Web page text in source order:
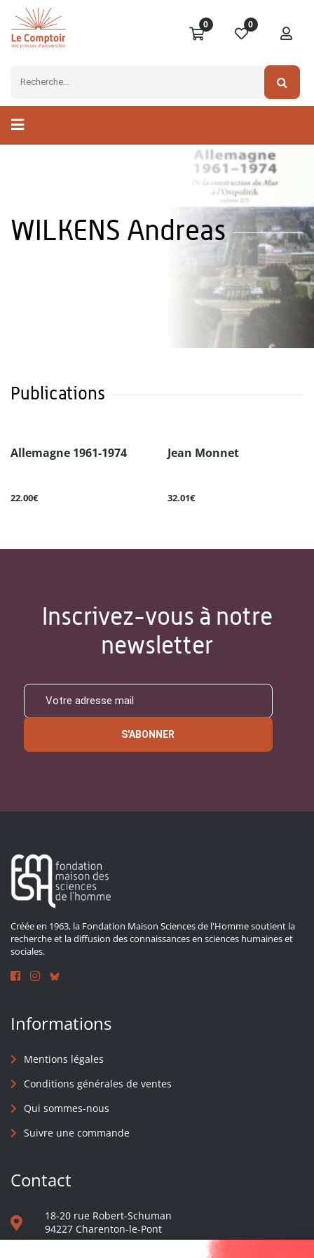
0 0
WILKENS Andreas
Publications
Allemagne 1961-1974
22.00€
Jean Monnet
32.01€
Inscrivez-vous à notre
newsletter
S'ABONNER
Créée en 1963, la Fondation Maison Sciences de l'Homme soutient la
recherche et la diffusion des connaissances en sciences humaines et
sociales.
Informations
Mentions légales
Conditions générales de ventes
Qui sommes-nous
Suivre une commande
Contact
18-20 rue Robert-Schuman
94227 Charenton-le-Pont